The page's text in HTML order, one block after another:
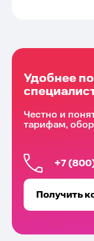
Удобнее
Честно и
тарифам,
+7
Получить